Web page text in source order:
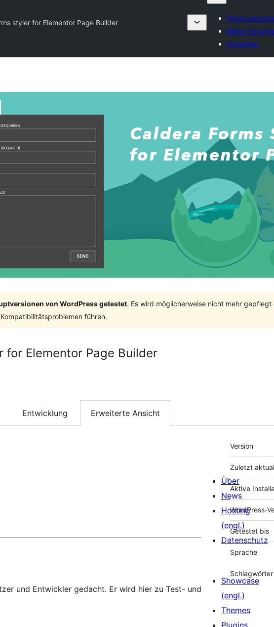
styler for Elementor Page Builder
Plugin
Meine
Anmelden
von WordPress getestet. Es wird möglicherweise nicht mehr
führen.
for Elementor Page Builder
Entwicklung Erweiterte Ansicht
und Entwickler gedacht. Er wird hier zu Test- und
Meta
Version
Zuletzt
Aktive
WordPress-
Getestet bis
Sprache
Schlagwörter
Über
News
Hosting
(engl.)
Datenschutz
Showcase
(engl.)
Themes